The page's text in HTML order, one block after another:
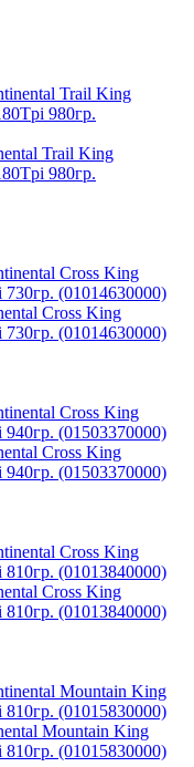
Trail King
980гр.
Cross King
(01014630000)
Cross King
(01503370000)
Cross King
(01013840000)
Mountain King
(01015830000)